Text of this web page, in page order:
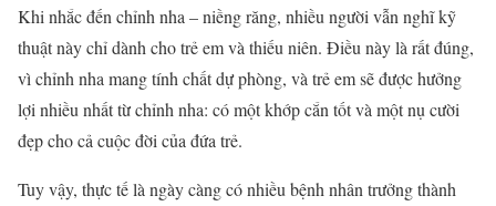
Khi nhắc đến chỉnh nha –niềng răng, nhiều người vẫn nghĩ kỹ
thuật này chỉ dành cho trẻ em và thiếu niên. Điều này là rất đúng,
vì chỉnh nha mang tính chất dự phòng, và trẻ em sẽ được hưởng
lợi nhiều nhất từ chỉnh nha: có một khớp cắn tốt và một nụ cười
đẹp cho cả cuộc đời của đứa trẻ.
Tuy vậy, thực tế là ngày càng có nhiều bệnh nhân trưởng thành